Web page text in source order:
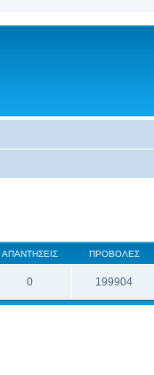
ΑΠΑΝΤΉΣΕΙΣ ΠΡΟΒΟΛΈΣ
0 199904